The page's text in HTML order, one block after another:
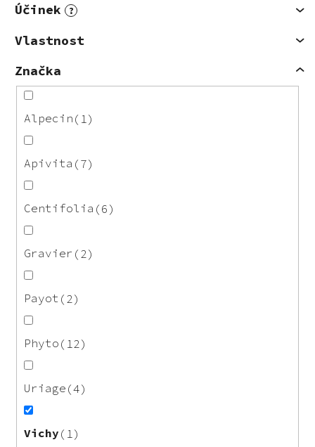
Účinek ?
Vlastnost
Značka
Alpecin 1
Apivita 7
Centifolia 6
Gravier 2
Payot 2
Phyto 12
Uriage 4
Vichy 1